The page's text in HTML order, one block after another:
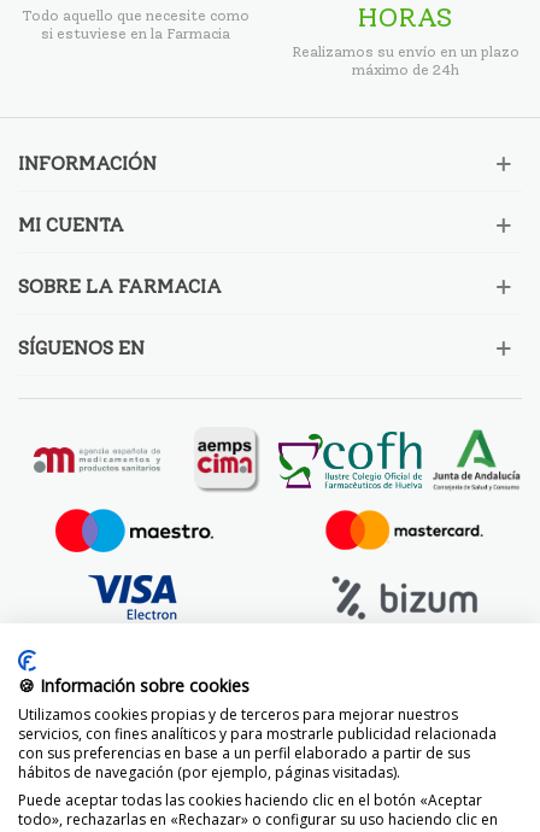
Todo aquello que necesite como
si estuviese en la Farmacia
HORAS
Realizamos su envío en un plazo
máximo de 24h
INFORMACIÓN
MI CUENTA
SOBRE LA FARMACIA
SÍGUENOS EN
🍪 Información sobre cookies
Utilizamos cookies propias y de terceros para mejorar nuestros
servicios, con fines analíticos y para mostrarle publicidad relacionada
con sus preferencias en base a un perfil elaborado a partir de sus
hábitos de navegación (por ejemplo, páginas visitadas).
Puede aceptar todas las cookies haciendo clic en el botón «Aceptar
todo», rechazarlas en «Rechazar» o configurar su uso haciendo clic en